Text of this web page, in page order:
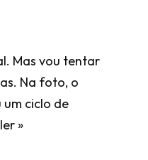
Mas vou tentar
Na foto, o
um ciclo de
»